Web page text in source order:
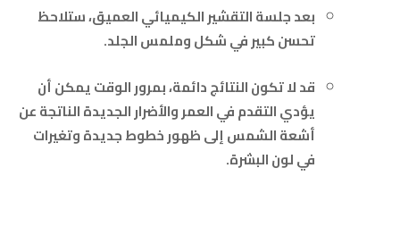
بعد جلسة التقشير الكيميائي العميق، ستلاحظ
تحسن كبير في شكل وملمس الجلد.
قد لا تكون النتائج دائمة، بمرور الوقت يمكن أن
يؤدي التقدم في العمر والأضرار الجديدة الناتجة عن
أشعة الشمس إلى ظهور خطوط جديدة وتغيرات
في لون البشرة.